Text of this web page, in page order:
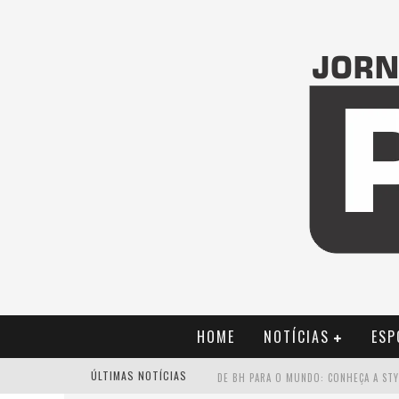
HOME NOTÍCIAS
ÚLTIMAS NOTÍCIAS